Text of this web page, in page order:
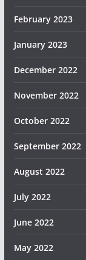
February 2023
January 2023
December 2022
November 2022
October 2022
September 2022
August 2022
July 2022
June 2022
May 2022